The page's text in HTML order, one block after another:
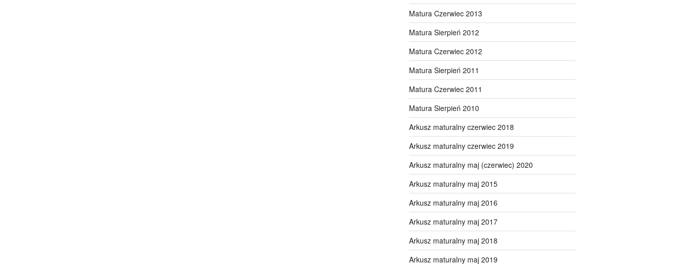
Matura Czerwiec 2013
Matura Sierpień 2012
Matura Czerwiec 2012
Matura Sierpień 2011
Matura Czerwiec 2011
Matura Sierpień 2010
Arkusz maturalny czerwiec 2018
Arkusz maturalny czerwiec 2019
Arkusz maturalny maj (czerwiec) 2020
Arkusz maturalny maj 2015
Arkusz maturalny maj 2016
Arkusz maturalny maj 2017
Arkusz maturalny maj 2018
Arkusz maturalny maj 2019